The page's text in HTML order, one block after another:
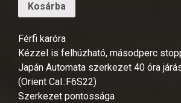
Kosárba
Férfi karóra
Kézzel is felhúzható, másodperc
Japán Automata szerkezet 40 óra
(Orient Cal.:F6S22)
Szerkezet pontossága